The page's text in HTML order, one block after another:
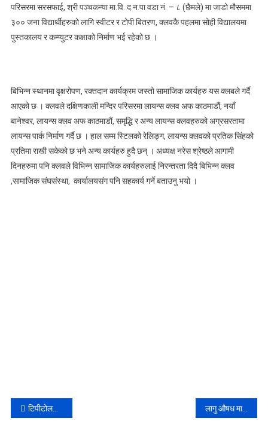
परिसरमा सरसफाई, श्री पञ्चकन्या मा.वि. द.न.पा वडा नं. – ८ (छैमले) मा जाडो मौसममा
३०० जना विद्यार्थीहरुको लागि स्वीटर र टोपी बितरण, क्लवकै पहलमा सोही विद्यालयमा
पुस्तकालय र कम्प्युटर कक्षाको निर्माण भई रहेको छ ।
बिभिन्न स्थानमा वृक्षरोपण, रक्तदान कार्यक्रम जस्तो सामाजिक कार्यहरु यस क्लबले गर्दै
आएको छ । क्लवले दक्षिणकाली मन्दिर परिसरमा लायन्स क्लव अफ काठमाडौं, नयाँ
बानेश्वर, लायन्स क्लव अफ काठमाडौं, समृद्धि र अन्य लायन्स क्लवहरुको अग्रसरतामा
लायन्स पार्क निर्माण गर्दै छ । हाल सम्म स्टिलको रेलिङ्ग, लायन्स क्लवको प्रतिक सिंहको
प्रतिमा राखी सकेको छ भने अन्य कार्यहरु हुदै छन् । अध्यक्ष नरेस श्रेष्ठले आगामी
दिनहरुमा पनि क्लवले विभिन्न सामाजिक कार्यहरुलाई निरन्तरता दिदै बिभिन्न क्लव
,सामाजिक संघसंस्था, कार्यालयसंग पनि सहकार्य गर्ने बताउनु भयो ।
Post
टिपीटोलबाट कमल पोखरी तथा कन्केश्वर महादेव जाने बाटो चौडा तथा पर्खाल निर्माण सम्पन्न लागु औषध मानिस सहित पक्राउ